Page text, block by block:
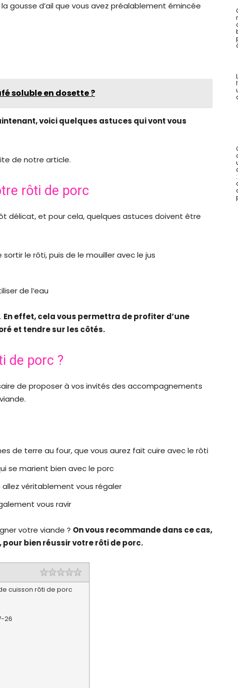
la gousse d’ail que vous avez préalablement émincée
soluble en dosette ?
voici quelques astuces qui vont vous
de notre article.
rôti de porc
délicat, et pour cela, quelques astuces doivent être
le rôti, puis de le mouiller avec le jus
de l’eau
En effet, cela vous permettra de profiter d’une
et tendre sur les côtés.
de porc ?
de proposer à vos invités des accompagnements
de terre au four, que vous aurez fait cuire avec le rôti
se marient bien avec le porc
véritablement vous régaler
vous ravir
votre viande ? On vous recommande dans ce cas,
bien réussir votre rôti de porc.
cuisson rôti de porc
26